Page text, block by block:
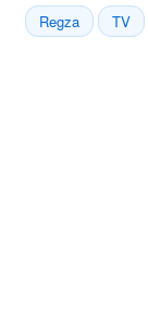
Regza TV